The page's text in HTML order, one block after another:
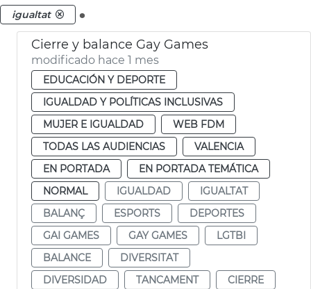
igualtat
Cierre y balance Gay Games
modificado hace 1 mes
EDUCACIÓN Y DEPORTE
IGUALDAD Y POLÍTICAS INCLUSIVAS
MUJER E IGUALDAD
WEB FDM
TODAS LAS AUDIENCIAS
VALENCIA
EN PORTADA
EN PORTADA TEMÁTICA
NORMAL
IGUALDAD
IGUALTAT
BALANÇ
ESPORTS
DEPORTES
GAI GAMES
GAY GAMES
LGTBI
BALANCE
DIVERSITAT
DIVERSIDAD
TANCAMENT CIERRE